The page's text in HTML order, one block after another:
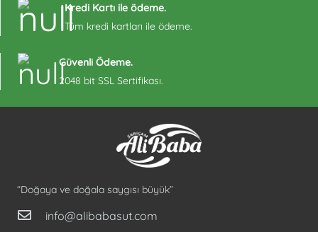
Kredi Kartı ile ödeme.
Tüm kredi kartları ile ödeme.
Güvenli Ödeme.
2048 bit SSL Sertifikası.
“Doğaya ve doğala saygısı büyük”
info@alibabasut.com